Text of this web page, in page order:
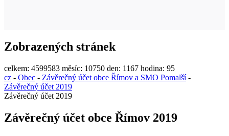
Zobrazených stránek
celkem: 4599583 měsíc: 10750 den: 1167 hodina: 95
cz - Obec - Závěrečný účet obce Římov a SMO Pomalší-
Závěrečný účet 2019
Závěrečný účet 2019
Závěrečný účet obce Římov 2019